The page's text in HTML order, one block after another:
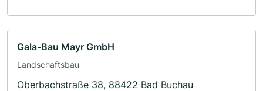
Gala-Bau Mayr GmbH
Landschaftsbau
Oberbachstraße 38, 88422 Bad Buchau